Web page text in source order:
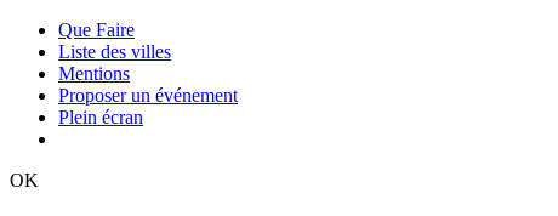
Que Faire
Liste des villes
Mentions
Proposer un événement
Plein écran
OK